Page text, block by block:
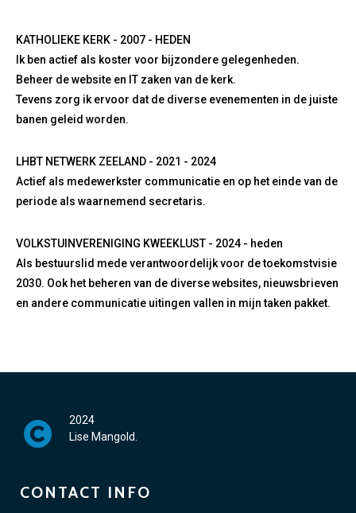
KATHOLIEKE KERK - 2007 - HEDEN
Ik ben actief als koster voor bijzondere gelegenheden.
Beheer de website en IT zaken van de kerk.
Tevens zorg ik ervoor dat de diverse evenementen in de juiste
banen geleid worden.
LHBT NETWERK ZEELAND - 2021 - 2024
Actief als medewerkster communicatie en op het einde van de
periode als waarnemend secretaris.
VOLKSTUINVERENIGING KWEEKLUST - 2024 - heden
Als bestuurslid mede verantwoordelijk voor de toekomstvisie
2030. Ook het beheren van de diverse websites, nieuwsbrieven
en andere communicatie uitingen vallen in mijn taken pakket.
2024
Lise Mangold.
CONTACT INFO